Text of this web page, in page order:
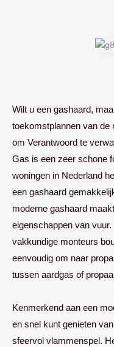
Wilt u een gashaard,
toekomstplannen van de
om Verantwoord te
Gas is een zeer schone
woningen in Nederland
een gashaard
moderne gashaard
eigenschappen van
vakkundige monteurs
eenvoudig om naar
tussen aardgas of
Kenmerkend aan een
en snel kunt genieten
sfeervol vlammenspel.